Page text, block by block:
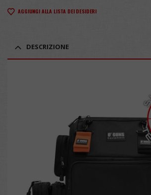
AGGIUNGI ALLA LISTA DEI DESIDERI
DESCRIZIONE